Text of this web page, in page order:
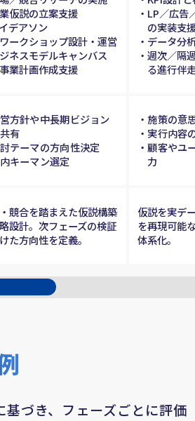
仮説の立案支援
デアソン
ークショップ設計・運営
ネスモデルキャンバス
業計画作成支援
LP／広告
の実装支
データ分
週次／隔
る進行伴
方針や中長期ビジョン
有
テーマの方向性決定
キーマン選定
施策の意
実行内容
顧客やユ
力
競合を踏まえた仮説構築
設計。次フェーズの検証
た方向性を定義。
仮説を実デ
を再現可能
体系化。
基づき、フェーズごとに評価